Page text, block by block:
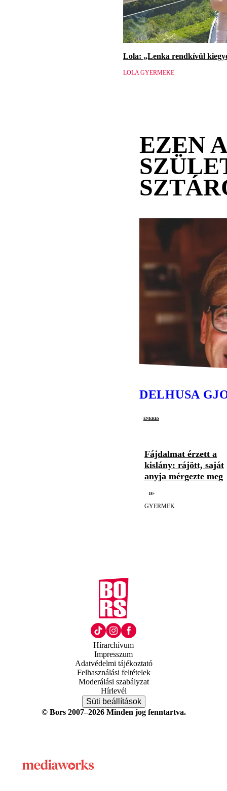
Lola: „Lenka rendkívül
LOLA GYERMEKE
EZEN
DELHUSA
énekes
Fájdalmat érzett a
kislány: rájött, saját
anyja mérgezte meg
18+
GYERMEK
Hírarchívum
Impresszum
Adatvédelmi tájékoztató
Felhasználási feltételek
Moderálási szabályzat
Hírlevél
Süti beállítások
© Bors 2007–2026 Minden jog fenntartva.